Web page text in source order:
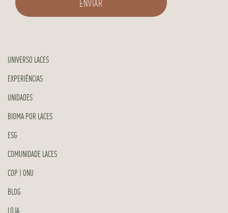
UNIVERSO LACES
EXPERIÊNCIAS
UNIDADES
BIOMA POR LACES
ESG
COMUNIDADE LACES
COP | ONU
BLOG
LOJA